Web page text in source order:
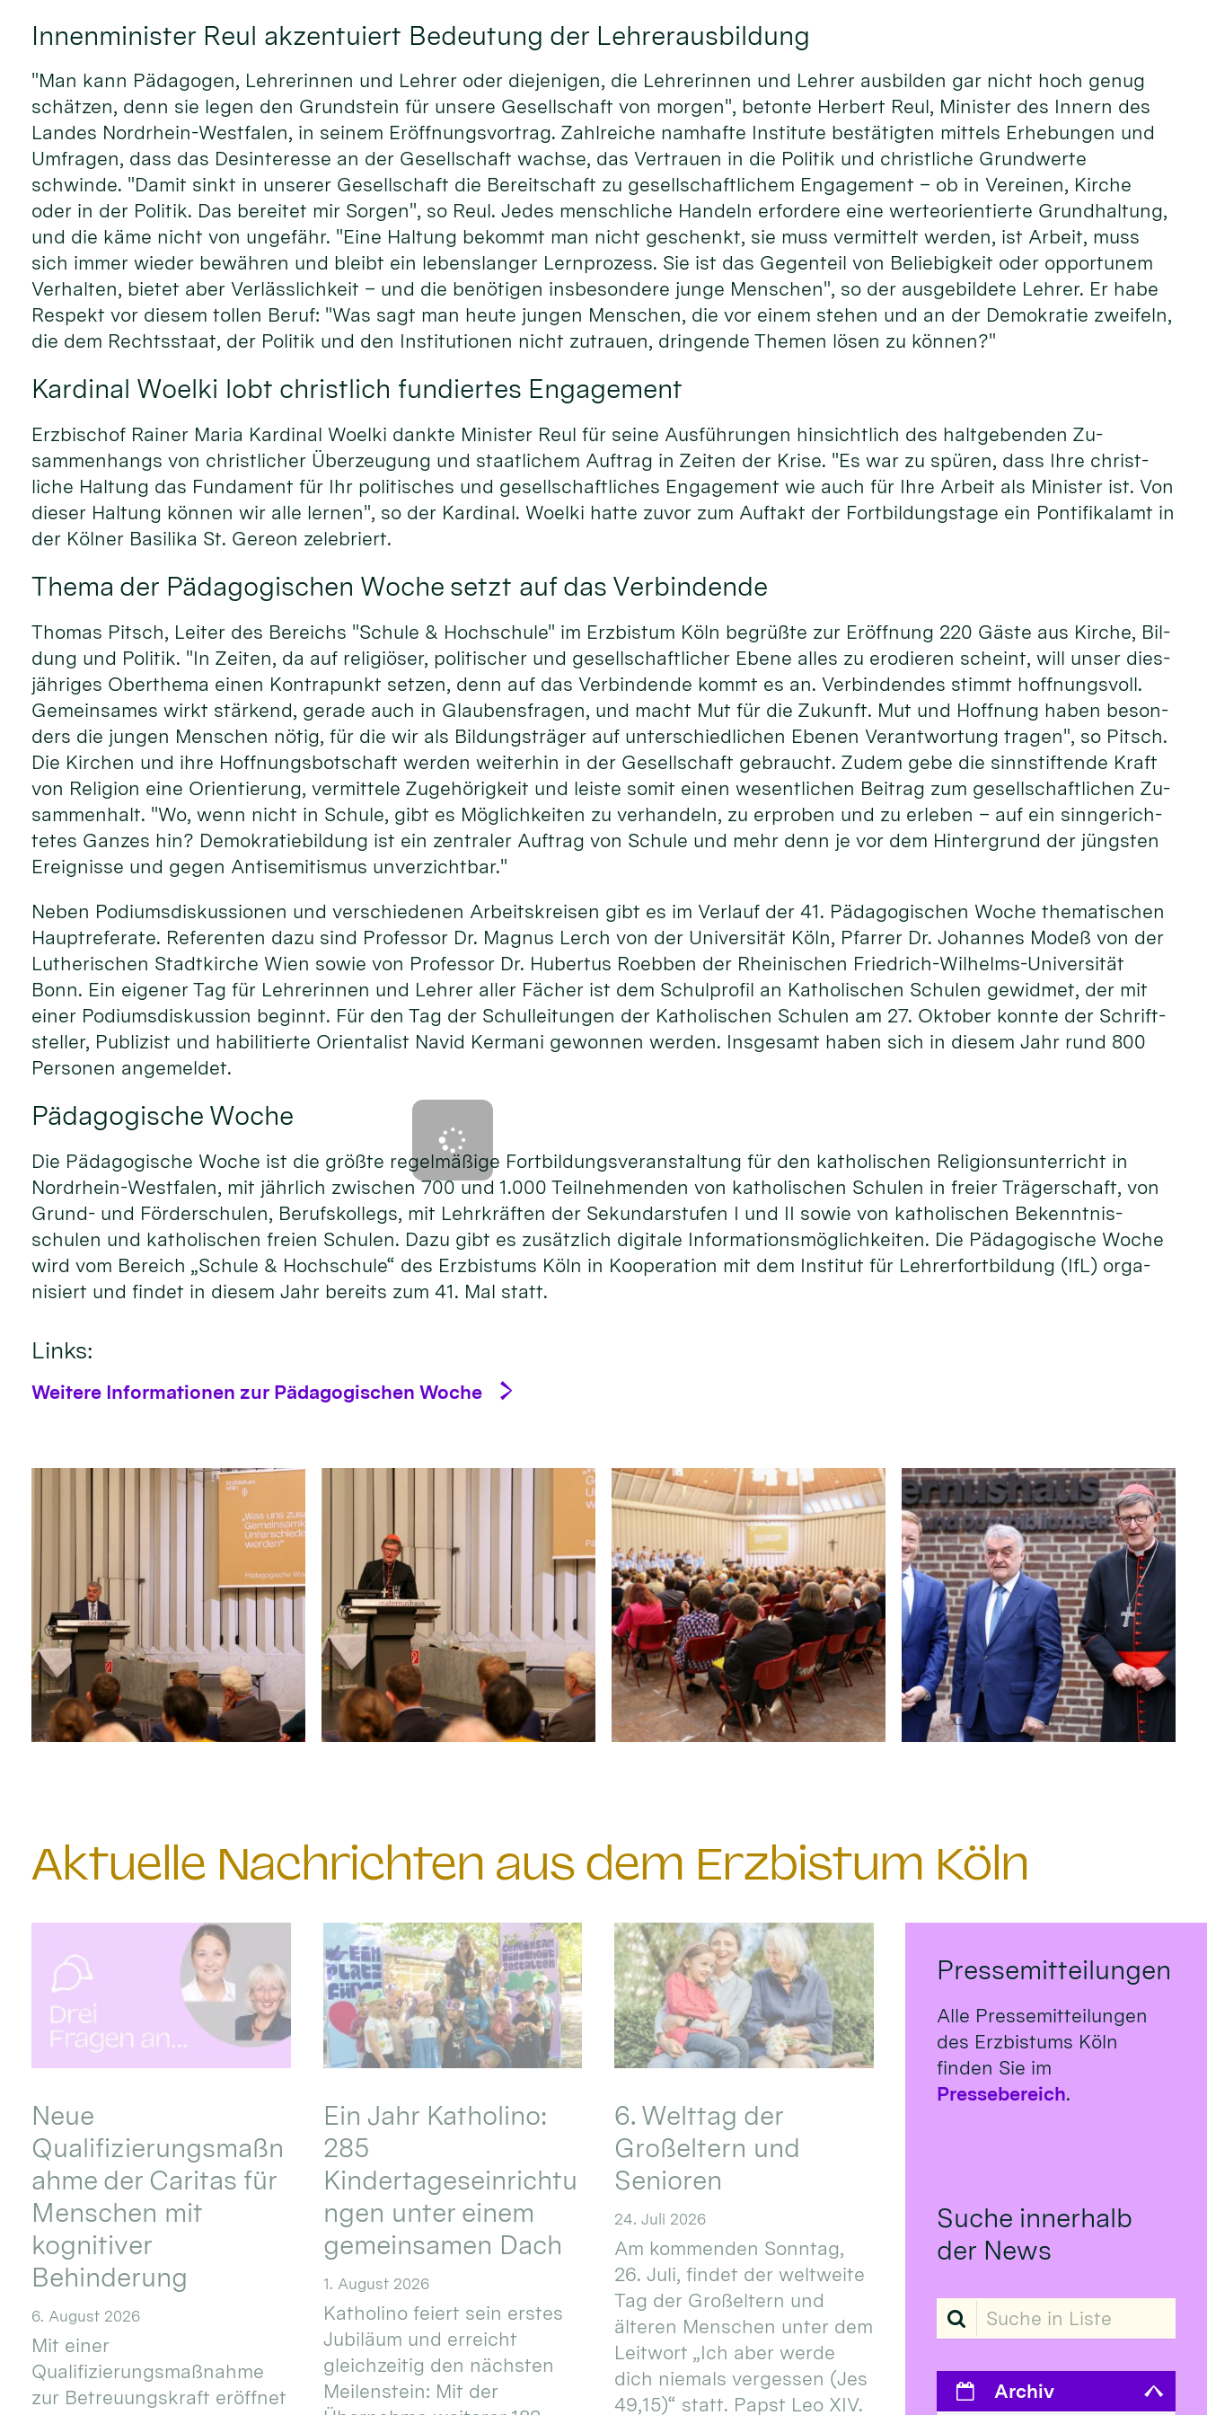
Innenminister Reul akzentuiert Bedeutung der Lehrerausbildung
"Man kann Pä­da­gogen, Leh­rer­innen und Leh­rer oder die­jeni­gen, die Leh­rerin­nen und Leh­rer aus­bil­den gar nicht hoch ge­nug
schät­zen, denn sie le­gen den Grund­stein für unsere Ge­sell­schaft von mor­gen", be­tonte Her­bert Reul, Minister des In­nern des
Lan­des Nordrhein-Westfalen, in sei­nem Er­öffnungs­vor­trag. Zahl­reiche nam­hafte In­sti­tute be­stä­tigten mit­tels Er­he­bungen und
Um­fragen, dass das Des­inte­resse an der Ge­sell­schaft wachse, das Ver­trauen in die Poli­tik und christ­liche Grund­wer­te
schwinde. "Da­mit sinkt in un­serer Ge­sell­schaft die Be­reit­schaft zu ge­sell­schaft­lichem En­gage­ment – ob in Ver­einen, Kir­che
oder in der Poli­tik. Das be­reitet mir Sor­gen", so Reul. Jedes mensch­liche Han­deln er­for­dere eine werte­orien­tier­te Grund­hal­tung,
und die kä­me nicht von un­ge­fähr. "Eine Hal­tung be­kommt man nicht ge­schenkt, sie muss ver­mit­telt wer­den, ist Ar­beit, muss
sich im­mer wie­der be­währen und bleibt ein lebens­lan­ger Lern­prozess. Sie ist das Gegen­teil von Be­liebig­keit oder op­por­tunem
Ver­halten, bie­tet aber Ver­läss­lichkeit – und die be­nö­tigen ins­beson­dere junge Men­schen", so der aus­gebil­dete Lehrer. Er habe
Re­spekt vor die­sem tol­len Beruf: "Was sagt man heute jun­gen Men­schen, die vor ei­nem ste­hen und an der Demo­kra­tie zwei­feln,
die dem Rechts­staat, der Po­li­tik und den Insti­tu­tionen nicht zu­trauen, dringende Themen lösen zu können?"
Kardinal Woelki lobt christlich fundiertes Engagement
Erz­bischof Rainer Maria Kar­dinal Woelki dankte Minister Reul für seine Aus­füh­rungen hin­sicht­lich des halt­ge­ben­den Zu­
sammen­hangs von christ­licher Über­zeu­gung und staat­lichem Auf­trag in Zei­ten der Kri­se. "Es war zu spü­ren, dass Ihre christ­
liche Hal­tung das Fun­da­ment für Ihr po­liti­sches und ge­sell­schaft­liches En­gage­ment wie auch für Ih­re Ar­beit als Mi­nister ist. Von
die­ser Hal­tung kön­nen wir alle ler­nen", so der Kar­dinal. Woel­ki hat­te zu­vor zum Auf­takt der Fort­bil­dungs­tage ein Pon­ti­fi­kalamt in
der Köl­ner Basi­lika St. Gereon zelebriert.
Thema der Pädagogischen Woche setzt auf das Verbindende
Thomas Pitsch, Lei­ter des Be­reichs "Schule & Hoch­schule" im Erz­bistum Köln be­grüßte zur Er­öff­nung 220 Gäste aus Kir­che, Bil­
dung und Po­litik. "In Zei­ten, da auf reli­giöser, po­litischer und ge­sell­schaft­licher E­bene al­les zu ero­die­ren scheint, will unser dies­
jäh­riges Ober­thema einen Kon­tra­punkt setzen, denn auf das Ver­bin­den­de kommt es an. Ver­bin­den­des stimmt hoff­nungs­voll.
Ge­mein­sames wirkt stär­kend, ge­rade auch in Glau­bens­fra­gen, und macht Mut für die Zu­kunft. Mut und Hoff­nung ha­ben be­son­
ders die jun­gen Men­schen nö­tig, für die wir als Bil­dungs­träger auf unter­schied­lichen Ebenen Ver­ant­wor­tung tra­gen", so Pitsch.
Die Kir­chen und ih­re Hoff­nungs­bot­schaft wer­den wei­ter­hin in der Ge­sell­schaft ge­braucht. Zu­dem gebe die sinn­stif­tende Kraft
von Re­ligion eine Orien­tie­rung, ver­mit­tele Zu­gehörig­keit und leiste so­mit einen wesent­lichen Bei­trag zum ge­sell­schaft­lichen Zu­
sammen­halt. "Wo, wenn nicht in Schu­le, gibt es Mög­lich­kei­ten zu ver­han­deln, zu er­pro­ben und zu er­le­ben – auf ein sinn­ge­rich­
tetes Gan­zes hin? Demo­kratie­bil­dung ist ein zen­tra­ler Auf­trag von Schu­le und mehr denn je vor dem Hinter­grund der jüngs­ten
Er­eig­nisse und ge­gen Anti­semi­tismus unverzichtbar."
Neben Podiums­dis­kussio­nen und ver­schie­denen Arbeits­krei­sen gibt es im Ver­lauf der 41. Pädagogischen Woche thema­tischen
Hauptreferate. Refe­renten dazu sind Professor Dr. Magnus Lerch von der Uni­versität Köln, Pfarrer Dr. Johannes Modeß von der
Lutherischen Stadt­kirche Wien sowie von Professor Dr. Hubertus Roebben der Rheini­schen Friedrich-Wilhelms-Uni­versität
Bonn. Ein ei­gener Tag für Lehrer­innen und Lehrer aller Fächer ist dem Schul­profil an Katho­lischen Schulen gewid­met, der mit
einer Podiums­diskussion be­ginnt. Für den Tag der Schul­leitungen der Katho­lischen Schu­len am 27. Oktober konnte der Schrift­
steller, Publi­zist und habi­litier­te Orien­talist Navid Kermani ge­wonnen werden. Ins­gesamt haben sich in diesem Jahr rund 800
Per­sonen ange­meldet.
Pädagogische Woche
Die Pädago­gische Woche ist die größte regel­mäßige Fort­bildungs­veran­staltung für den katho­lischen Religions­unter­richt in
Nordrhein-Westfalen, mit jähr­lich zwischen 700 und 1.000 Teil­nehmenden von katho­lischen Schulen in freier Träger­schaft, von
Grund- und Förder­schulen, Berufs­kollegs, mit Lehr­kräften der Sekundar­stufen I und II sowie von katho­lischen Be­kenntnis­
schulen und katho­lischen freien Schulen. Dazu gibt es zusätz­lich digi­tale Infor­mations­möglich­keiten. Die Pädago­gische Woche
wird vom Bereich „Schule & Hochschule“ des Erz­bistums Köln in Koopera­tion mit dem Insti­tut für Lehrer­fort­bildung (IfL) orga­
nisiert und fin­det in diesem Jahr bereits zum 41. Mal statt.
Links:
Weitere Informationen zur Pädagogischen Woche
Aktuelle Nachrichten aus dem Erzbistum Köln
Neue
Qualifizierungsmaßn
ahme der Caritas für
Menschen mit
kognitiver
Behinderung
6. August 2026
Mit einer
Qualifizierungsmaßnahme
zur Betreuungskraft eröffnet
Ein Jahr Katholino:
285
Kindertageseinrichtu
ngen unter einem
gemeinsamen Dach
1. August 2026
Katholino feiert sein erstes
Jubiläum und erreicht
gleichzeitig den nächsten
Meilenstein: Mit der
6. Welttag der
Großeltern und
Senioren
24. Juli 2026
Am kommenden Sonntag,
26. Juli, findet der weltweite
Tag der Großeltern und
älteren Menschen unter dem
Leitwort „Ich aber werde
dich niemals vergessen (Jes
49,15)“ statt. Papst Leo XIV.
Pressemitteilungen
Alle Pressemitteilungen
des Erzbistums Köln
finden Sie im
Pressebereich.
Suche innerhalb
der News
Suche in Liste
Archiv